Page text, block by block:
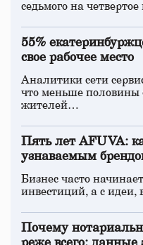
седьмого на
55%
свое рабочее место
Аналитики сети
что меньше
жителей…
Пять лет AFUVA:
узнаваемым
Бизнес часто
инвестиций, а с идеи,
Почему